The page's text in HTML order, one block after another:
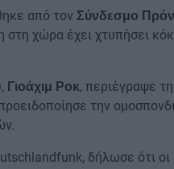
από τον Σύνδεσμο
στη χώρα έχει χτυπήσει
Γιοάχιμ Ροκ, περιέγραψε
την
δήλωσε ότι οι